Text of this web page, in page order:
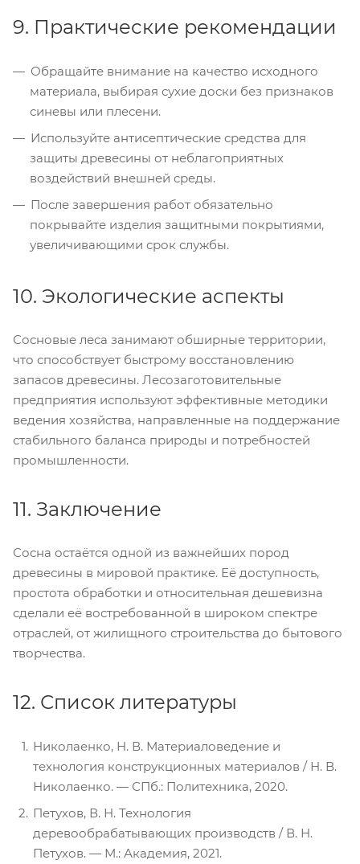
9. Практические рекомендации
Обращайте внимание на качество исходного
материала, выбирая сухие доски без признаков
синевы или плесени.
Используйте антисептические средства для
защиты древесины от неблагоприятных
воздействий внешней среды.
После завершения работ обязательно
покрывайте изделия защитными покрытиями,
увеличивающими срок службы.
10. Экологические аспекты
Сосновые леса занимают обширные территории,
что способствует быстрому восстановлению
запасов древесины. Лесозаготовительные
предприятия используют эффективные методики
ведения хозяйства, направленные на поддержание
стабильного баланса природы и потребностей
промышленности.
11. Заключение
Сосна остаётся одной из важнейших пород
древесины в мировой практике. Её доступность,
простота обработки и относительная дешевизна
сделали её востребованной в широком спектре
отраслей, от жилищного строительства до бытового
творчества.
12. Список литературы
Николаенко, Н. В. Материаловедение и
технология конструкционных материалов / Н. В.
Николаенко. — СПб.: Политехника, 2020.
Петухов, В. Н. Технология
деревообрабатывающих производств / В. Н.
Петухов. — М.: Академия, 2021.